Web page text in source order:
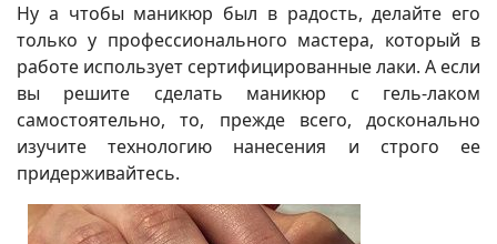
Ну а чтобы маникюр был в радость, делайте его
только у профессионального мастера, который в
работе использует сертифицированные лаки. А если
вы решите сделать маникюр с гель-лаком
самостоятельно, то, прежде всего, досконально
изучите технологию нанесения и строго ее
придерживайтесь.